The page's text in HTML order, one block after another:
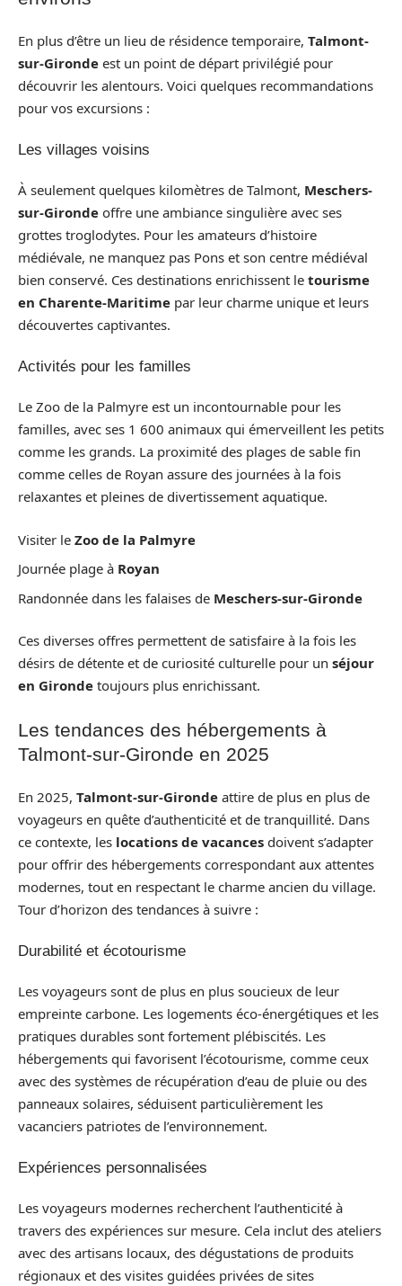
En plus d’être un lieu de résidence temporaire, Talmont-
sur-Gironde est un point de départ privilégié pour
découvrir les alentours. Voici quelques recommandations
pour vos excursions :
Les villages voisins
À seulement quelques kilomètres de Talmont, Meschers-
sur-Gironde offre une ambiance singulière avec ses
grottes troglodytes. Pour les amateurs d’histoire
médiévale, ne manquez pas Pons et son centre médiéval
bien conservé. Ces destinations enrichissent le tourisme
en Charente-Maritime par leur charme unique et leurs
découvertes captivantes.
Activités pour les familles
Le Zoo de la Palmyre est un incontournable pour les
familles, avec ses 1 600 animaux qui émerveillent les petits
comme les grands. La proximité des plages de sable fin
comme celles de Royan assure des journées à la fois
relaxantes et pleines de divertissement aquatique.
Visiter le Zoo de la Palmyre
Journée plage à Royan
Randonnée dans les falaises de Meschers-sur-Gironde
Ces diverses offres permettent de satisfaire à la fois les
désirs de détente et de curiosité culturelle pour un séjour
en Gironde toujours plus enrichissant.
Les tendances des hébergements à
Talmont-sur-Gironde en 2025
En 2025, Talmont-sur-Gironde attire de plus en plus de
voyageurs en quête d’authenticité et de tranquillité. Dans
ce contexte, les locations de vacances doivent s’adapter
pour offrir des hébergements correspondant aux attentes
modernes, tout en respectant le charme ancien du village.
Tour d’horizon des tendances à suivre :
Durabilité et écotourisme
Les voyageurs sont de plus en plus soucieux de leur
empreinte carbone. Les logements éco-énergétiques et les
pratiques durables sont fortement plébiscités. Les
hébergements qui favorisent l’écotourisme, comme ceux
avec des systèmes de récupération d’eau de pluie ou des
panneaux solaires, séduisent particulièrement les
vacanciers patriotes de l’environnement.
Expériences personnalisées
Les voyageurs modernes recherchent l’authenticité à
travers des expériences sur mesure. Cela inclut des ateliers
avec des artisans locaux, des dégustations de produits
régionaux et des visites guidées privées de sites